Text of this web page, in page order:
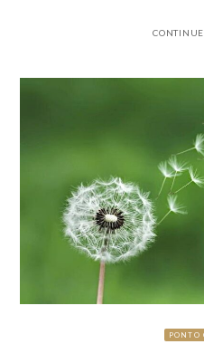
PONTO